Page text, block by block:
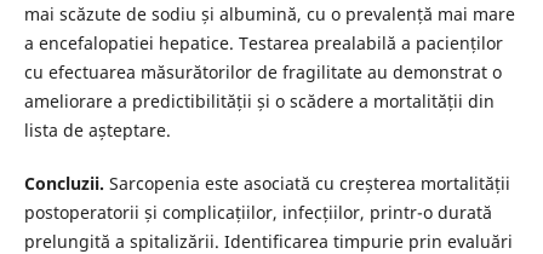
mai scăzute de sodiu și albumină, cu o prevalență mai mare
a encefalopatiei hepatice. Testarea prealabilă a pacienților
cu efectuarea măsurătorilor de fragilitate au demonstrat o
ameliorare a predictibilității și o scădere a mortalității din
lista de așteptare.
Concluzii. Sarcopenia este asociată cu creșterea mortalității
postoperatorii și complicațiilor, infecțiilor, printr-o durată
prelungită a spitalizării. Identificarea timpurie prin evaluări